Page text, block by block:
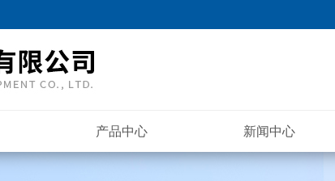
产品中心 新闻中心